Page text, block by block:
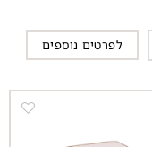
לפרטים נוספים